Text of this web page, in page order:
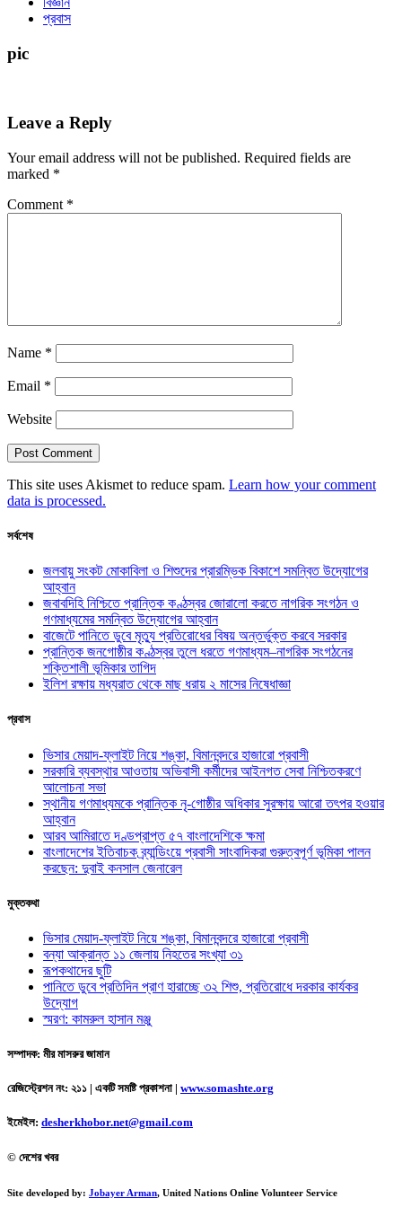
প্রবাস
pic
Leave a Reply
Your email address will not be published. Required fields are
marked *
Comment *
Name *
Email *
Website
This site uses Akismet to reduce spam. Learn how your comment
data is processed.
সর্বশেষ
জলবায়ু সংকট মোকাবিলা ও শিশুদের প্রারম্ভিক বিকাশে সমন্বিত উদ্যোগের
আহ্বান
জবাবদিহি নিশ্চিতে প্রান্তিক কণ্ঠস্বর জোরালো করতে নাগরিক সংগঠন ও
গণমাধ্যমের সমন্বিত উদ্যোগের আহ্বান
বাজেটে পানিতে ডুবে মৃত্যু প্রতিরোধের বিষয় অন্তর্ভুক্ত করবে সরকার
প্রান্তিক জনগোষ্ঠীর কণ্ঠস্বর তুলে ধরতে গণমাধ্যম–নাগরিক সংগঠনের
শক্তিশালী ভূমিকার তাগিদ
ইলিশ রক্ষায় মধ্যরাত থেকে মাছ ধরায় ২ মাসের নিষেধাজ্ঞা
প্রবাস
ভিসার মেয়াদ-ফ্লাইট নিয়ে শঙ্কা, বিমানবন্দরে হাজারো প্রবাসী
সরকারি ব্যবস্থার আওতায় অভিবাসী কর্মীদের আইনগত সেবা নিশ্চিতকরণে
আলোচনা সভা
স্থানীয় গণমাধ্যমকে প্রান্তিক নৃ-গোষ্ঠীর অধিকার সুরক্ষায় আরো তৎপর হওয়ার
আহ্বান
আরব আমিরাতে দণ্ডপ্রাপ্ত ৫৭ বাংলাদেশিকে ক্ষমা
বাংলাদেশের ইতিবাচক ব্র্যান্ডিংয়ে প্রবাসী সাংবাদিকরা গুরুত্বপূর্ণ ভূমিকা পালন
করছেন: দুবাই কনসাল জেনারেল
মুক্তকথা
ভিসার মেয়াদ-ফ্লাইট নিয়ে শঙ্কা, বিমানবন্দরে হাজারো প্রবাসী
বন্যা আক্রান্ত ১১ জেলায় নিহতের সংখ্যা ৩১
রূপকথাদের ছুটি
পানিতে ডুবে প্রতিদিন প্রাণ হারাচ্ছে ৩২ শিশু, প্রতিরোধে দরকার কার্যকর
উদ্যোগ
স্মরণ: কামরুল হাসান মঞ্জু
সম্পাদক: মীর মাসরুর জামান
রেজিস্ট্রেশন নং: ২১১ | একটি সমষ্টি প্রকাশনা | www.somashte.org
ইমেইল: desherkhobor.net@gmail.com
© দেশের খবর
Site developed by: Jobayer Arman, United Nations Online Volunteer Service